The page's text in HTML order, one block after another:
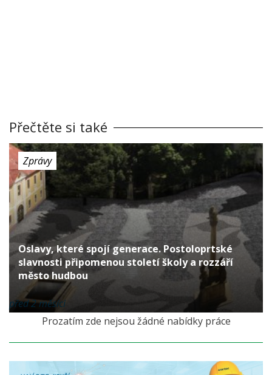
Přečtěte si také
Zprávy
Oslavy, které spojí generace. Postoloprtské
slavnosti připomenou století školy a rozzáří
město hudbou
před 2 měsíci
Prozatím zde nejsou žádné nabídky práce